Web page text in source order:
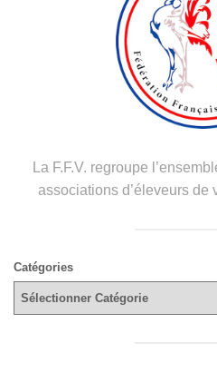
l
La F.F.V. regroupe
associations d’éleveurs de
Catégories